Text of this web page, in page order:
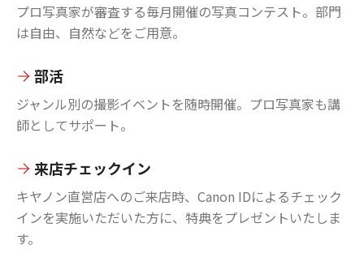
プロ写真家が審査する毎月開催の写真コンテスト。部門
は自由、自然などをご用意。
部活
ジャンル別の撮影イベントを随時開催。プロ写真家も講
師としてサポート。
来店チェックイン
キヤノン直営店へのご来店時、Canon IDによるチェック
インを実施いただいた方に、特典をプレゼントいたしま
す。